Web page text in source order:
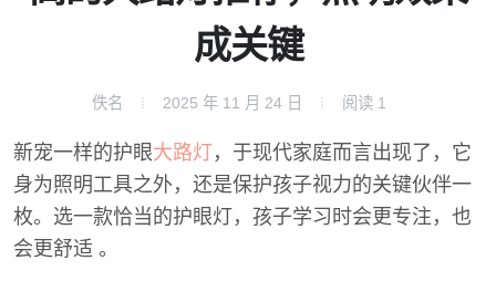
成关键
佚名 2025 年 11 月 24 日 阅读 1
新宠一样的护眼大路灯 ，于现代家庭而言出现了，它
身为照明工具之外，还是保护孩子视力的关键伙伴一
枚。选一款恰当的护眼灯，孩子学习时会更专注，也
会更舒适 。